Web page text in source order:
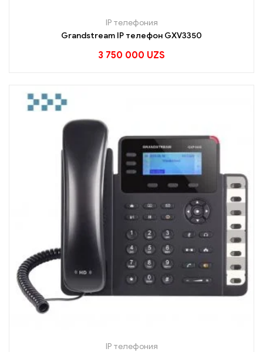
IP телефония
Grandstream IP телефон GXV3350
3 750 000 UZS
IP телефония